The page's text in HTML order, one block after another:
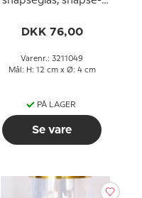
DKK 76,00
Varenr.: 3211049
Mål: H: 12 cm x Ø: 4 cm
PÅ LAGER
Se vare